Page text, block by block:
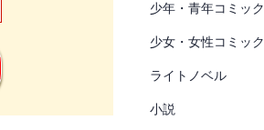
少年・青年コミック
少女・女性コミック
ライトノベル
小説